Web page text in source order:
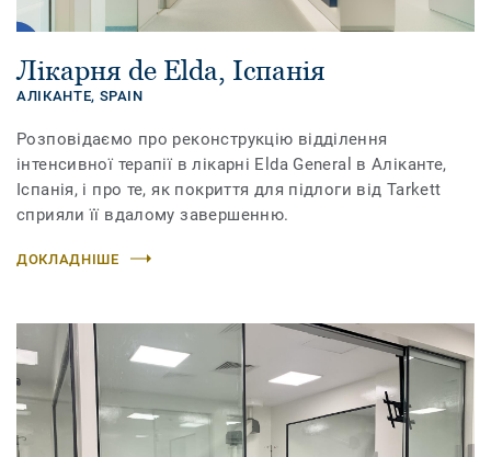
Лікарня de Elda, Іспанія
АЛІКАНТЕ, SPAIN
Розповідаємо про реконструкцію відділення
інтенсивної терапії в лікарні Elda General в Аліканте,
Іспанія, і про те, як покриття для підлоги від Tarkett
сприяли її вдалому завершенню.
ДОКЛАДНІШЕ